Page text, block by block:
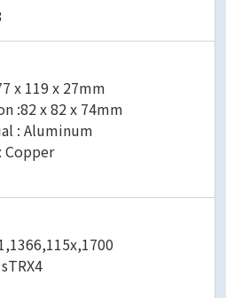
x 119 x 27mm
:82 x 82 x 74mm
: Aluminum
Copper